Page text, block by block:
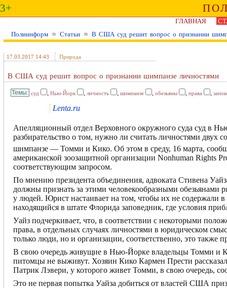
3+
ГЛАВНАЯ
Полиинформ ≈ Статьи ≈ В США суд решит вопрос о признании
17.03.2017 14:43 Природа
В США суд решит вопрос о признании шимпанзе личностями
суд , Нью-Йорк , личность , шимпанзе , обезьяны , права ,
Lenta.ru
Апелляционный отдел Верховного окружного суда суд в
разбирательство о том, нужно ли считать личностями двух
шимпанзе — Томми и Кико. Об этом в среду, 16 марта,
американской зоозащитной организации Nonhuman Rights
соответствующим запросом.
По мнению президента объединения, адвоката Стивена
должны признать за этими человекообразными обезьянами
у людей. Юрист настаивает на том, чтобы их не содержали
находящийся в штате Флорида заповедник, где условия
Уайз подчеркивает, что, в соответствии с некоторыми
права, в отдельных случаях личностями в юридическом
только люди, но и организации, соответственно, это также
В свою очередь живущие в Нью-Йорке владельцы Томми и
питомцы не выживут. Хозяин Кико Кармен Прести
Патрик Лэвери, у которого живет Томми, в свою очередь,
Это не первая попытка Уайза добиться от властей США